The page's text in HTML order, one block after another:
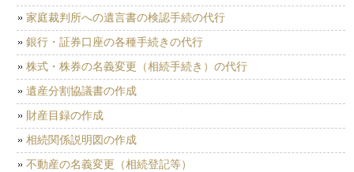
家庭裁判所への遺言書の検認手続の代行
銀行・証券口座の各種手続きの代行
株式・株券の名義変更（相続手続き）の代行
遺産分割協議書の作成
財産目録の作成
相続関係説明図の作成
不動産の名義変更（相続登記等）